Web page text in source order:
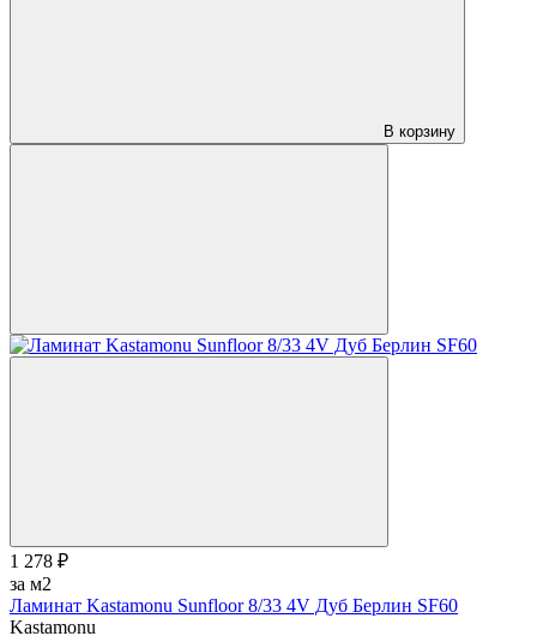
В корзину
1 278 ₽
за м2
Ламинат Kastamonu Sunfloor 8/33 4V Дуб Берлин SF60
Kastamonu